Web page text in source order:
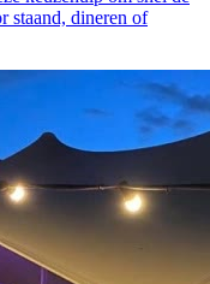
staand, dineren of